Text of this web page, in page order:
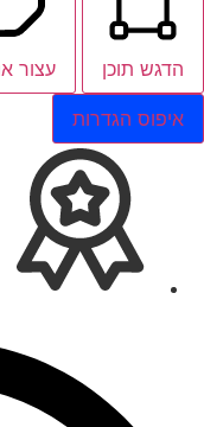
הדגש תוכן עצור
איפוס הגדרות